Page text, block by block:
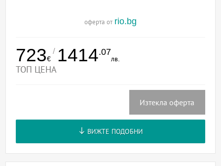
оферта от rio.bg
723€
/ 1414.07
лв.
ТОП ЦЕНА
Изтекла оферта
ВИЖТЕ ПОДОБНИ